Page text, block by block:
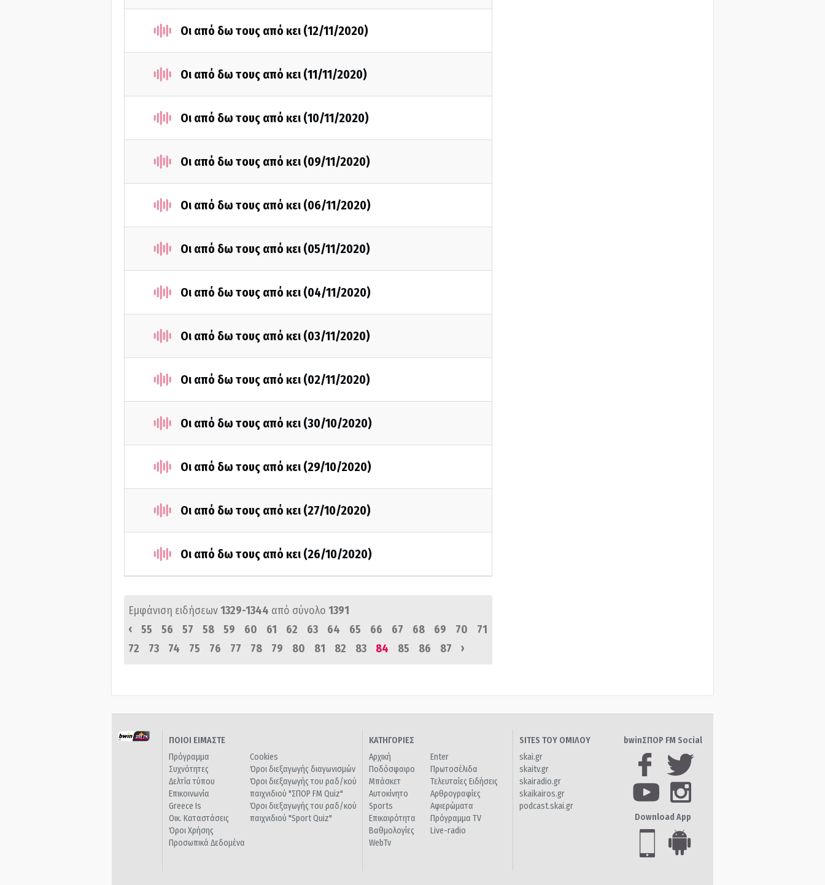
Οι από δω τους από κει (12/11/2020)
Οι από δω τους από κει (11/11/2020)
Οι από δω τους από κει (10/11/2020)
Οι από δω τους από κει (09/11/2020)
Οι από δω τους από κει (06/11/2020)
Οι από δω τους από κει (05/11/2020)
Οι από δω τους από κει (04/11/2020)
Οι από δω τους από κει (03/11/2020)
Οι από δω τους από κει (02/11/2020)
Οι από δω τους από κει (30/10/2020)
Οι από δω τους από κει (29/10/2020)
Οι από δω τους από κει (27/10/2020)
Οι από δω τους από κει (26/10/2020)
Εμφάνιση ειδήσεων1329-1344 από σύνολο 1391
‹
55 56 57 58 59 60 61 62 63 64 65 66 67 68 69 70
71
72
73 74 75 76 77 78 79 80 81 82 83 84 85 86 87 ›
ΠΟΙΟΙ ΕΙΜΑΣΤΕ
Πρόγραμμα
Συχνότητες
Δελτία τύπου
Επικοινωνία
Greece Is
Οικ. Καταστάσεις
Όροι Χρήσης
Προσωπικά Δεδομένα
Cookies
Όροι διεξαγωγής διαγωνισμών
Όροι διεξαγωγής του ραδ/κού
παιχνιδιού "ΣΠΟΡ FM Quiz"
Όροι διεξαγωγής του ραδ/κού
παιχνιδιού "Sport Quiz"
ΚΑΤΗΓΟΡΙΕΣ
Αρχική
Ποδόσφαιρο
Μπάσκετ
Αυτοκίνητο
Sports
Επικαιρότητα
Βαθμολογίες
WebTv
Enter
Πρωτοσέλιδα
Τελευταίες Ειδήσεις
Αρθρογραφίες
Αφιερώματα
Πρόγραμμα TV
Live-radio
SITES ΤΟΥ ΟΜΙΛΟΥ
skai.gr
skaitv.gr
skairadio.gr
skaikairos.gr
podcast.skai.gr
bwinΣΠΟΡ FM Social
Download App